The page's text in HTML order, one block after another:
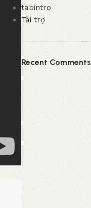
tabintro
Tài trợ
Recent Comments